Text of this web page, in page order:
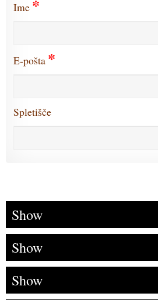
Ime *
E-pošta *
Spletišče
Show
Show
Show